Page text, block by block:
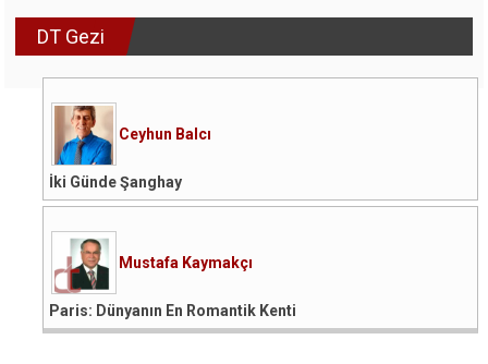
DT Gezi
Ceyhun Balcı
İki Günde Şanghay
Mustafa Kaymakçı
Paris: Dünyanın En Romantik Kenti